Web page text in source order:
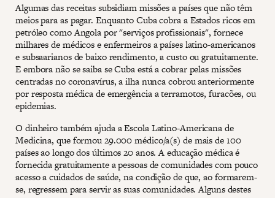
Algumas das receitas subsidiam missões a países que não têm
meios para as pagar. Enquanto Cuba cobra a Estados ricos em
petróleo como Angola por "serviços profissionais", fornece
milhares de médicos e enfermeiros a países latino-americanos
e subsaarianos de baixo rendimento, a custo ou gratuitamente.
E embora não se saiba se Cuba está a cobrar pelas missões
centradas no coronavírus, a ilha nunca cobrou anteriormente
por resposta médica de emergência a terramotos, furacões, ou
epidemias.
O dinheiro também ajuda a Escola Latino-Americana de
Medicina, que formou 29.000 médico/a(s) de mais de 100
países ao longo dos últimos 20 anos. A educação médica é
fornecida gratuitamente a pessoas de comunidades com pouco
acesso a cuidados de saúde, na condição de que, ao formarem-
se, regressem para servir as suas comunidades. Alguns destes